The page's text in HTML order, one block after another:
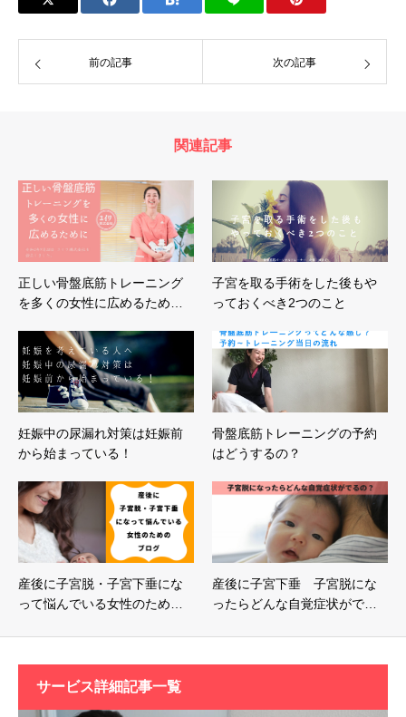
前の記事 次の記事
関連記事
正しい骨盤底筋トレーニング
を多くの女性に広めるため…
子宮を取る手術をした後もや
っておくべき2つのこと
妊娠中の尿漏れ対策は妊娠前
から始まっている！
骨盤底筋トレーニングの予約
はどうするの？
産後に子宮脱・子宮下垂にな
って悩んでいる女性のため…
産後に子宮下垂 子宮脱にな
ったらどんな自覚症状がで…
サービス詳細記事一覧